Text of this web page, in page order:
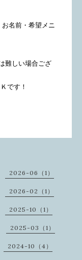
名前・希望メニ
難しい場合ござ
です！
2026-06（1）
2026-02（1）
2025-10（1）
2025-03（1）
2024-10（4）